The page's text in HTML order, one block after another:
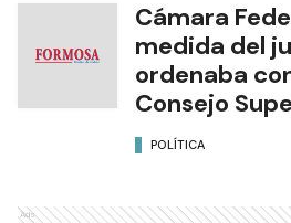
Cámara
medida del
ordenaba
Consejo
POLÍTICA
Ads